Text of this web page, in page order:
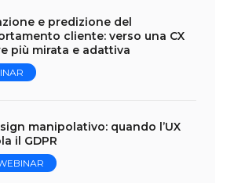
e predizione del
cliente: verso una CX
più mirata e adattiva
manipolativo: quando l’UX
il GDPR